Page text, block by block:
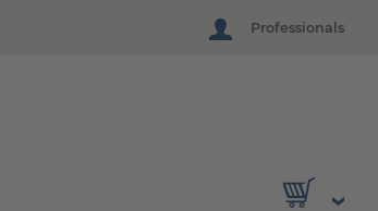
Professionals